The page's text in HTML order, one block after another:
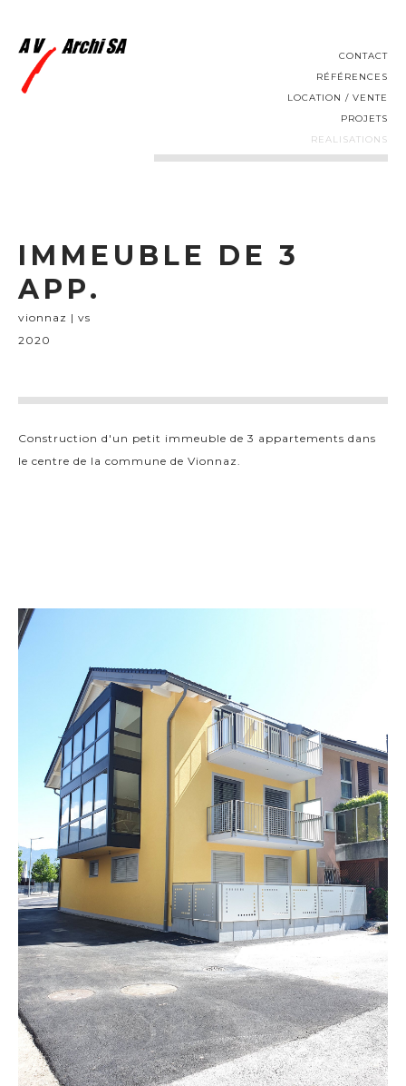
CONTACT
RÉFÉRENCES
LOCATION / VENTE
PROJETS
REALISATIONS
IMMEUBLE DE 3
APP.
vionnaz | vs
2020
Construction d'un petit immeuble de 3 appartements dans
le centre de la commune de Vionnaz.